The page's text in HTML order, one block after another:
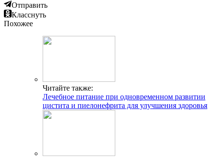
Отправить
Класснуть
Похожее
Читайте также:
Лечебное питание при одновременном развитии
цистита и пиелонефрита для улучшения здоровья